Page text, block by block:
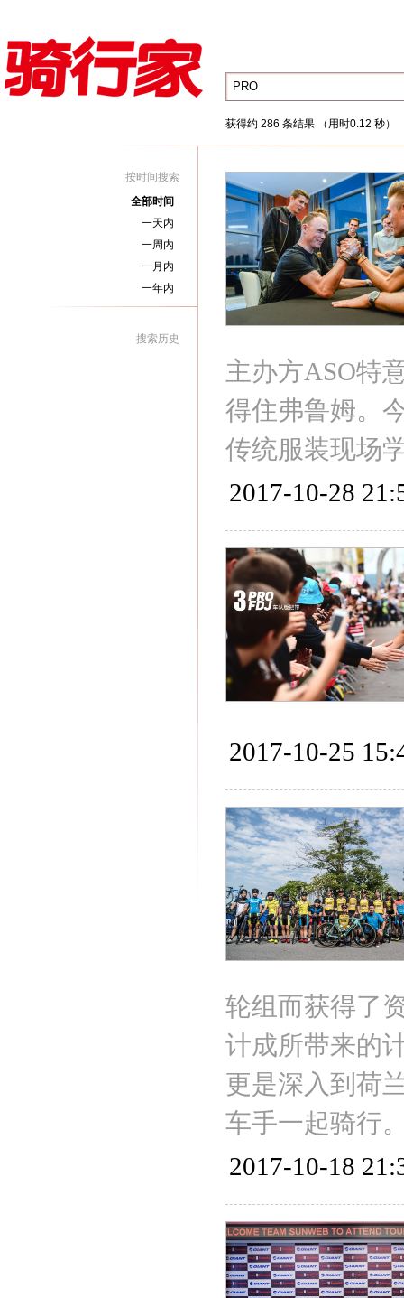
获得约 286 条结果 （用时0.12 秒）
按时间搜索
全部时间
一天内
一周内
一月内
一年内
搜索历史
主办方ASO特
得住弗鲁姆。
传统服装现场
2017-10-28
2017-10-25
轮组而获得了
计成所带来的
更是深入到荷
车手一起骑行
2017-10-18